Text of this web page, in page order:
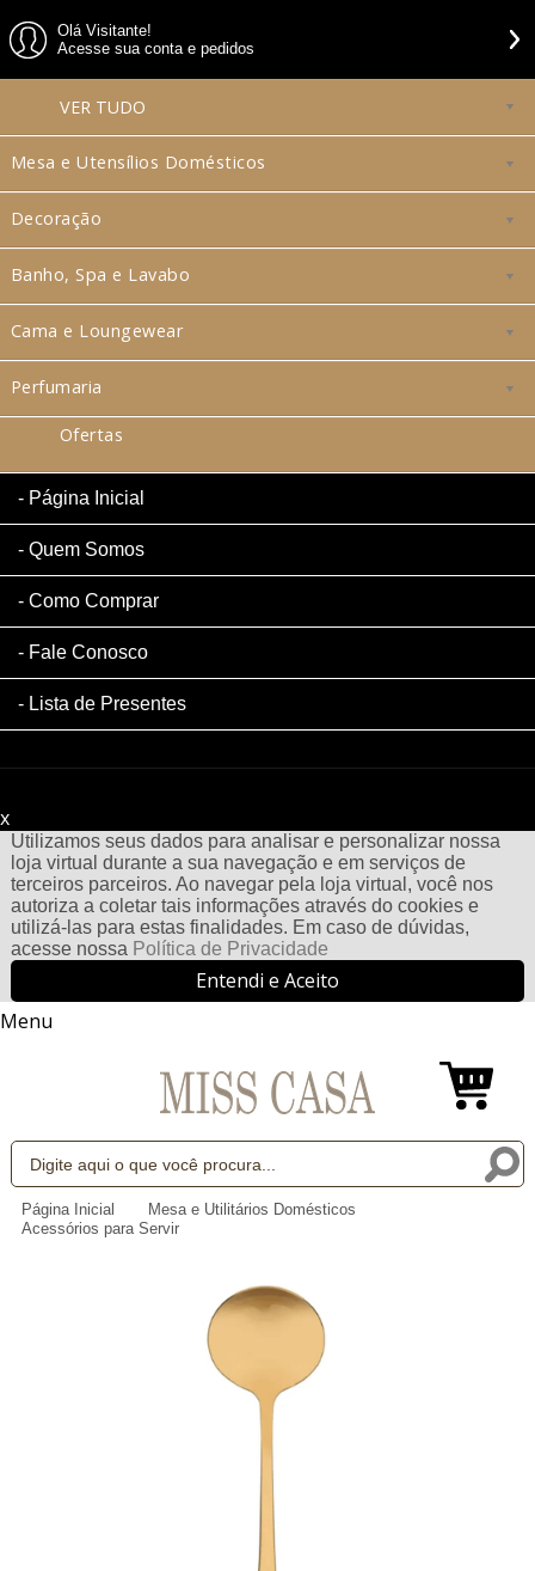
Olá Visitante!
Acesse sua conta e pedidos
VER TUDO
Mesa e Utensílios Domésticos
Decoração
Banho, Spa e Lavabo
Cama e Loungewear
Perfumaria
Ofertas
Página Inicial
Quem Somos
Como Comprar
Fale Conosco
Lista de Presentes
x
Utilizamos seus dados para analisar e personalizar nossa
loja virtual durante a sua navegação e em serviços de
terceiros parceiros. Ao navegar pela loja virtual, você nos
autoriza a coletar tais informações através do cookies e
utilizá-las para estas finalidades. Em caso de dúvidas,
acesse nossa Política de Privacidade
Entendi e Aceito
Menu
Página Inicial
Mesa e Utilitários Domésticos
Acessórios para Servir